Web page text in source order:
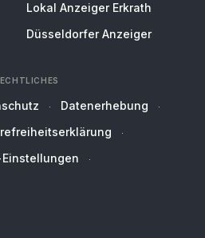
Lokal Anzeiger Erkrath
Düsseldorfer Anzeiger
Datenerhebung